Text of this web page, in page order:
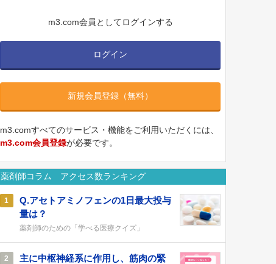
m3.com会員としてログインする
ログイン
新規会員登録（無料）
m3.comすべてのサービス・機能をご利用いただくには、
m3.com会員登録が必要です。
薬剤師コラム アクセス数ランキング
1
Q.アセトアミノフェンの1日最大投与
量は？
薬剤師のための「学べる医療クイズ」
2
主に中枢神経系に作用し、筋肉の緊